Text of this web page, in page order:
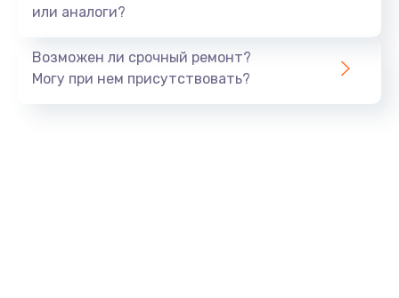
Замена сальников
2000 руб.
или аналоги?
Возможен ли срочный ремонт?
Могу при нем присутствовать?